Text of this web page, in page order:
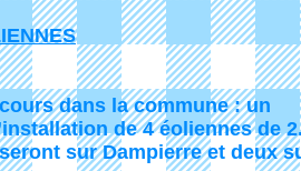
dans la commune : un
de 4 éoliennes de
sur Dampierre et deux